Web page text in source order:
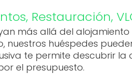
, Restauración,
más allá del
huéspedes
te permite descubrir
el presupuesto.